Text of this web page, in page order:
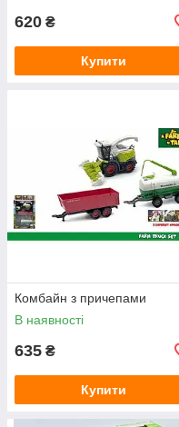
620 ₴
Купити
Комбайн з причепами
В наявності
635 ₴
Купити